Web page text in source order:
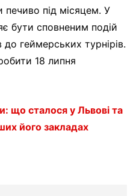
печиво під місяцем. У
бути сповненим подій
до геймерських турнірів.
18 липня
що сталося у Львові та
його закладах